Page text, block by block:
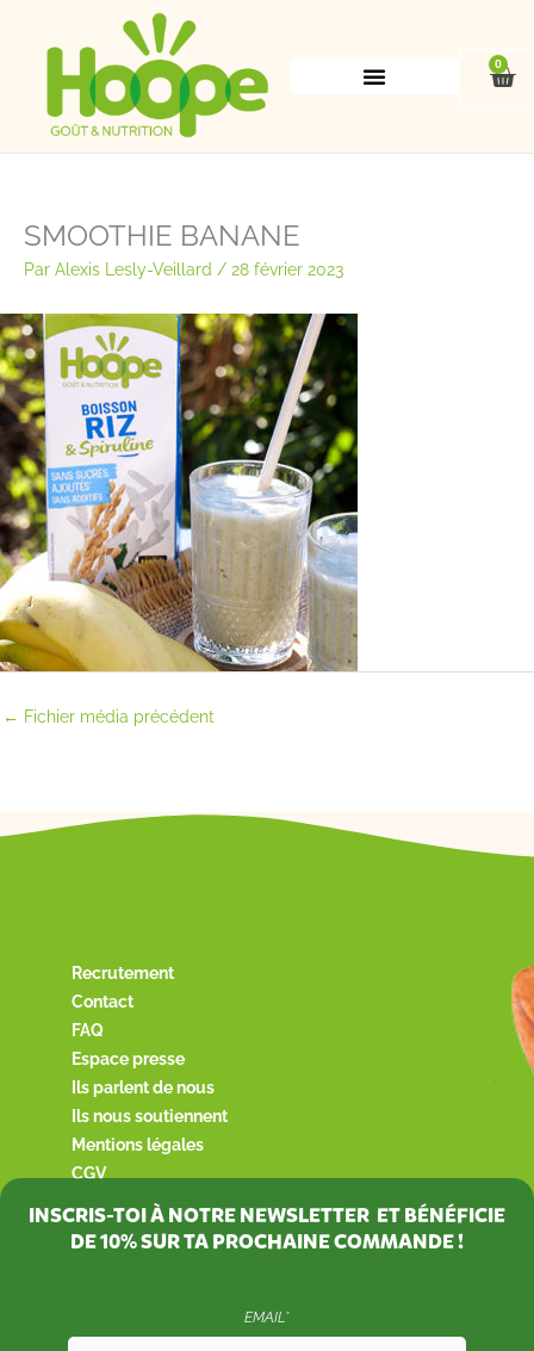
0
SMOOTHIE BANANE
Par Alexis Lesly-Veillard / 28 février 2023
← Fichier média précédent
Recrutement
Contact
FAQ
Espace presse
Ils parlent de nous
Ils nous soutiennent
Mentions légales
CGV
INSCRIS-TOI À NOTRE NEWSLETTER ET BÉNÉFICIE
DE10%SUR TA PROCHAINE COMMANDE !
EMAIL*